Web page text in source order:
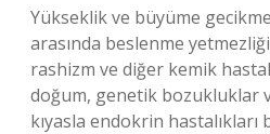
Yükseklik ve büyüme
arasında beslenme
rashizm ve diğer kemik
doğum, genetik bozukluklar
kıyasla endokrin hastalıkları